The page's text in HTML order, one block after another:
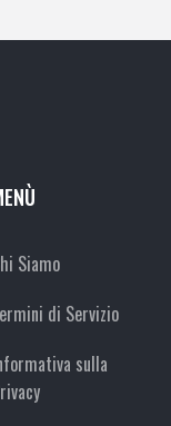
Siamo
di Servizio
sulla